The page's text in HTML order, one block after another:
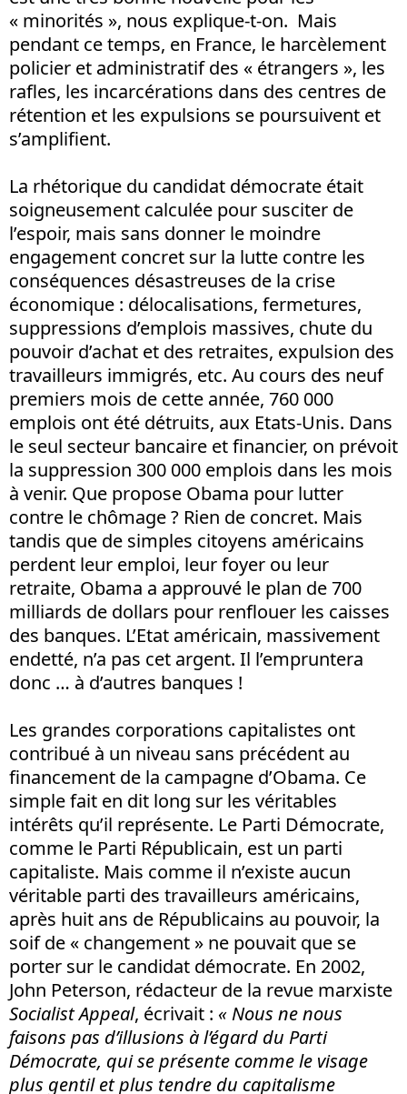
« minorités », nous explique-t-on. Mais
pendant ce temps, en France, le harcèlement
policier et administratif des « étrangers », les
rafles, les incarcérations dans des centres de
rétention et les expulsions se poursuivent et
s’amplifient.
La rhétorique du candidat démocrate était
soigneusement calculée pour susciter de
l’espoir, mais sans donner le moindre
engagement concret sur la lutte contre les
conséquences désastreuses de la crise
économique : délocalisations, fermetures,
suppressions d’emplois massives, chute du
pouvoir d’achat et des retraites, expulsion des
travailleurs immigrés, etc. Au cours des neuf
premiers mois de cette année, 760 000
emplois ont été détruits, aux Etats-Unis. Dans
le seul secteur bancaire et financier, on prévoit
la suppression 300 000 emplois dans les mois
à venir. Que propose Obama pour lutter
contre le chômage ? Rien de concret. Mais
tandis que de simples citoyens américains
perdent leur emploi, leur foyer ou leur
retraite, Obama a approuvé le plan de 700
milliards de dollars pour renflouer les caisses
des banques. L’Etat américain, massivement
endetté, n’a pas cet argent. Il l’empruntera
donc … à d’autres banques !
Les grandes corporations capitalistes ont
contribué à un niveau sans précédent au
financement de la campagne d’Obama. Ce
simple fait en dit long sur les véritables
intérêts qu’il représente. Le Parti Démocrate,
comme le Parti Républicain, est un parti
capitaliste. Mais comme il n’existe aucun
véritable parti des travailleurs américains,
après huit ans de Républicains au pouvoir, la
soif de « changement » ne pouvait que se
porter sur le candidat démocrate. En 2002,
John Peterson, rédacteur de la revue marxiste
Socialist Appeal, écrivait : « Nous ne nous
faisons pas d’illusions à l’égard du Parti
Démocrate, qui se présente comme le visage
plus gentil et plus tendre du capitalisme